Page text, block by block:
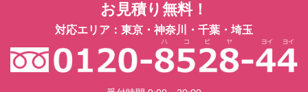
お見積り無料！
対応エリア：東京・神奈川・千葉・埼玉